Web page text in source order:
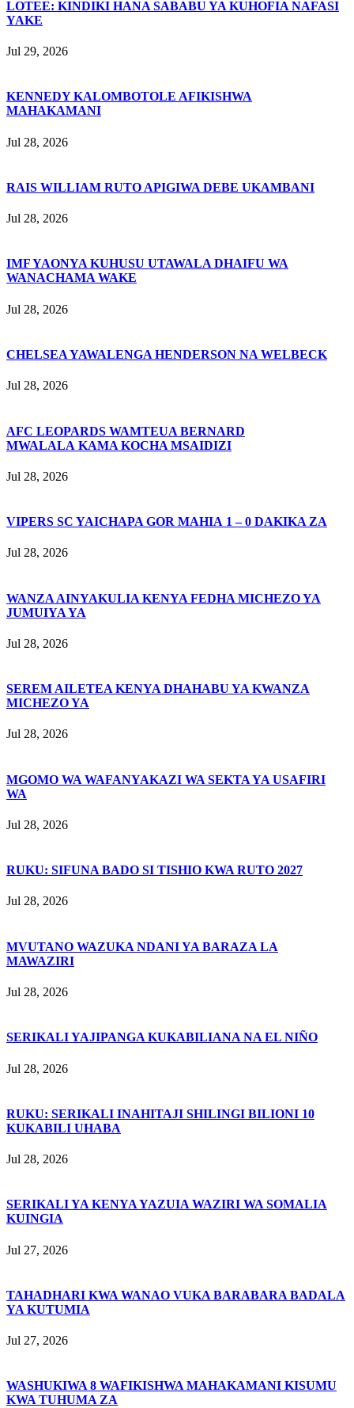
LOTEE: KINDIKI HANA SABABU YA KUHOFIA NAFASI
YAKE
Jul 29, 2026
KENNEDY KALOMBOTOLE AFIKISHWA
MAHAKAMANI
Jul 28, 2026
RAIS WILLIAM RUTO APIGIWA DEBE UKAMBANI
Jul 28, 2026
IMF YAONYA KUHUSU UTAWALA DHAIFU WA
WANACHAMA WAKE
Jul 28, 2026
CHELSEA YAWALENGA HENDERSON NA WELBECK
Jul 28, 2026
AFC LEOPARDS WAMTEUA BERNARD
MWALALA KAMA KOCHA MSAIDIZI
Jul 28, 2026
VIPERS SC YAICHAPA GOR MAHIA 1 – 0 DAKIKA ZA
Jul 28, 2026
WANZA AINYAKULIA KENYA FEDHA MICHEZO YA
JUMUIYA YA
Jul 28, 2026
SEREM AILETEA KENYA DHAHABU YA KWANZA
MICHEZO YA
Jul 28, 2026
MGOMO WA WAFANYAKAZI WA SEKTA YA USAFIRI
WA
Jul 28, 2026
RUKU: SIFUNA BADO SI TISHIO KWA RUTO 2027
Jul 28, 2026
MVUTANO WAZUKA NDANI YA BARAZA LA
MAWAZIRI
Jul 28, 2026
SERIKALI YAJIPANGA KUKABILIANA NA EL NIÑO
Jul 28, 2026
RUKU: SERIKALI INAHITAJI SHILINGI BILIONI 10
KUKABILI UHABA
Jul 28, 2026
SERIKALI YA KENYA YAZUIA WAZIRI WA SOMALIA
KUINGIA
Jul 27, 2026
TAHADHARI KWA WANAO VUKA BARABARA BADALA
YA KUTUMIA
Jul 27, 2026
WASHUKIWA 8 WAFIKISHWA MAHAKAMANI KISUMU
KWA TUHUMA ZA